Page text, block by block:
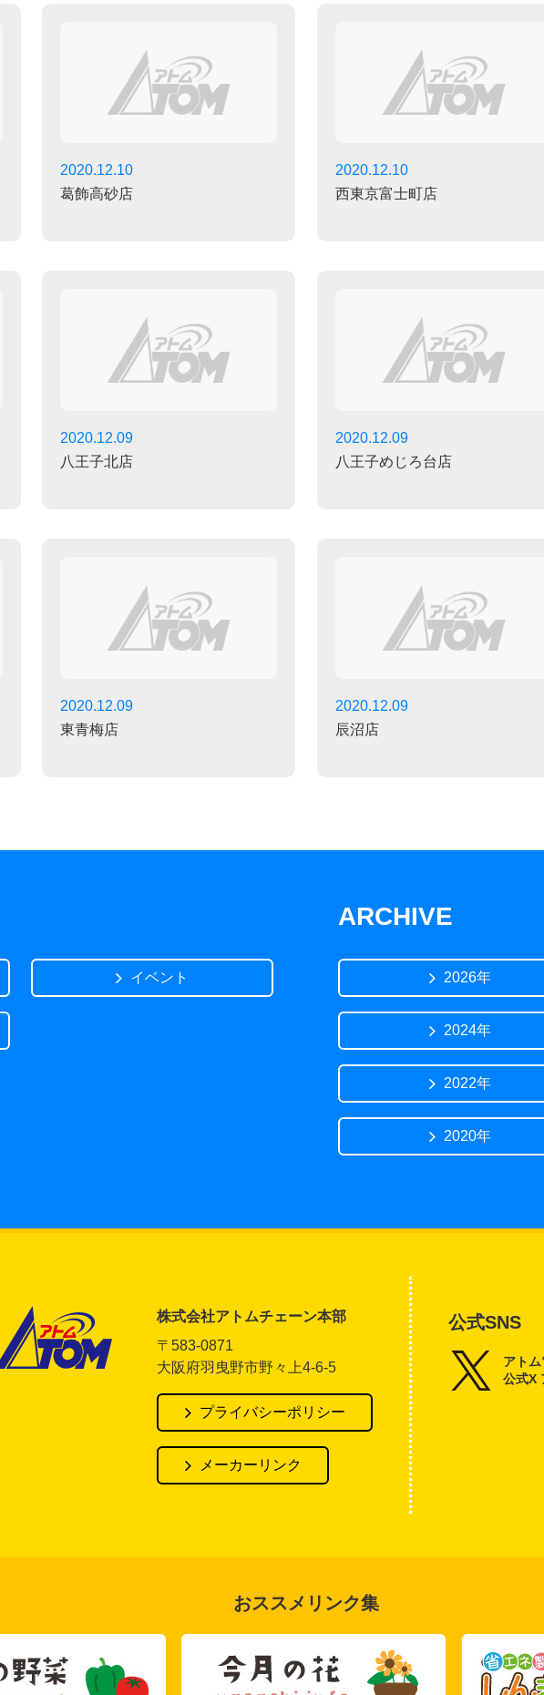
2020.12.10
葛飾高砂店
2020.12.10
西東京富士町店
2020.12.09
八王子北店
2020.12.09
八王子めじろ台店
2020.12.09
東青梅店
2020.12.09
辰沼店
イベント
ARCHIVE
2026年
2024年
2022年
2020年
アトム電器チェーン
株式会社アトムチェーン本部
〒583-0871
大阪府羽曳野市野々上4-6-5
プライバシーポリシー
メーカーリンク
公式SNS
アト
公式X
おススメリンク集